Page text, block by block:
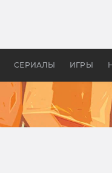
СЕРИАЛЫ ИГРЫ